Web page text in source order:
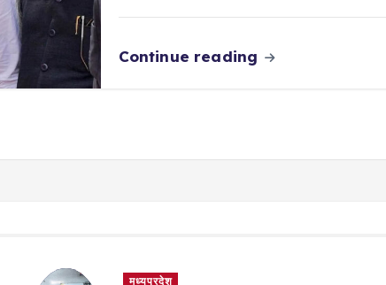
Continue reading